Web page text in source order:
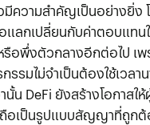
มีความสำคัญเป็นอย่างยิ่ง
แลกเปลี่ยนกับค่าตอบแท
หรือพึ่งตัวกลางอีกต่อไป
รมไม่จำเป็นต้องใช้เวล
น DeFi ยังสร้างโอกาส
เป็นรูปแบบสัญญาที่ถูกต้